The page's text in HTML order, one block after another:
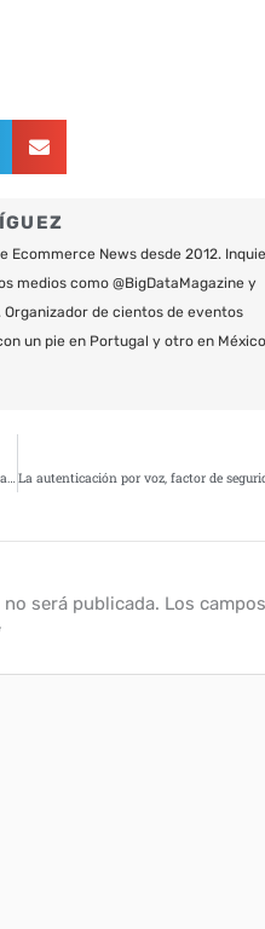
Ecommerce News desde 2012.
medios como @BigDataMagazine y
Organizador de cientos de eventos
un pie en Portugal y otro en
será publicada. Los campos